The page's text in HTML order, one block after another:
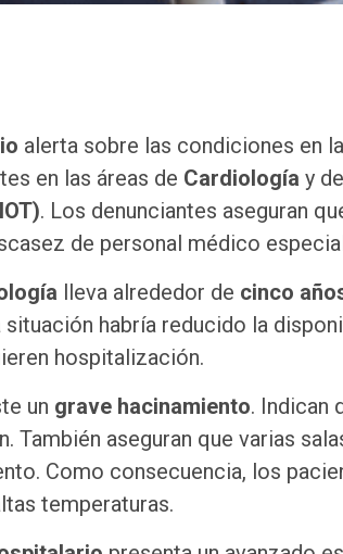
alerta sobre las condiciones en
en las áreas de Cardiología y
. Los denunciantes aseguran
de personal médico
lleva alrededor de cinco
habría reducido la
hospitalización.
un grave hacinamiento. Indican
También aseguran que varias
Como consecuencia, los
temperaturas.